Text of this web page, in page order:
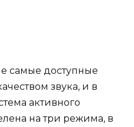
самые доступные
звука, и в
активного
на три режима, в